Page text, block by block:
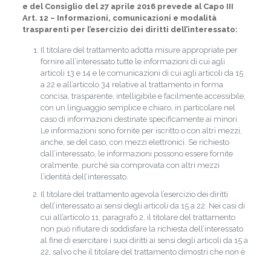
e del Consiglio del 27 aprile 2016 prevede al Capo III
Art. 12 – Informazioni, comunicazioni e modalità
trasparenti per l’esercizio dei diritti dell’interessato:
Il titolare del trattamento adotta misure appropriate per
fornire all’interessato tutte le informazioni di cui agli
articoli 13 e 14 e le comunicazioni di cui agli articoli da 15
a 22 e all’articolo 34 relative al trattamento in forma
concisa, trasparente, intelligibile e facilmente accessibile,
con un linguaggio semplice e chiaro, in particolare nel
caso di informazioni destinate specificamente ai minori.
Le informazioni sono fornite per iscritto o con altri mezzi,
anche, se del caso, con mezzi elettronici. Se richiesto
dall’interessato, le informazioni possono essere fornite
oralmente, purché sia comprovata con altri mezzi
l’identità dell’interessato.
Il titolare del trattamento agevola l’esercizio dei diritti
dell’interessato ai sensi degli articoli da 15 a 22. Nei casi di
cui all’articolo 11, paragrafo 2, il titolare del trattamento
non può rifiutare di soddisfare la richiesta dell’interessato
al fine di esercitare i suoi diritti ai sensi degli articoli da 15 a
22, salvo che il titolare del trattamento dimostri che non è